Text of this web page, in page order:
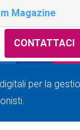
Magazine
CONTATTACI
per la